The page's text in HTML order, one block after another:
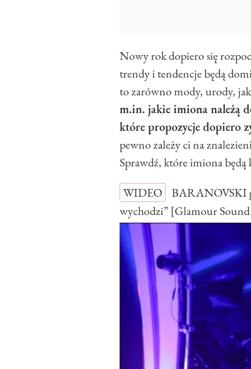
Nowy rok dopiero się
trendy i tendencje będą
to zarówno mody, urody,
m.in. jakie imiona należą
które propozycje dopiero
pewno zależy ci na
Sprawdź, które imiona
WIDEO
BARANOVSKI
wychodzi” [Glamour